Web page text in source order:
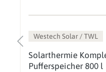
Westech Solar / TWL
Solarthermie
Pufferspeicher 800 l